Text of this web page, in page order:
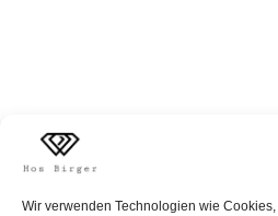
Wir verwenden Technologien wie